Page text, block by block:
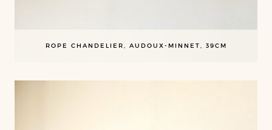
ROPE CHANDELIER, AUDOUX-MINNET, 39CM